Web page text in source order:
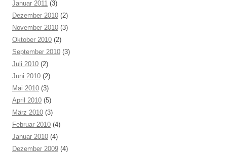
Januar 2011 (3)
Dezember 2010 (2)
November 2010 (3)
Oktober 2010 (2)
September 2010 (3)
Juli 2010 (2)
Juni 2010 (2)
Mai 2010 (3)
April 2010 (5)
März 2010 (3)
Februar 2010 (4)
Januar 2010 (4)
Dezember 2009 (4)